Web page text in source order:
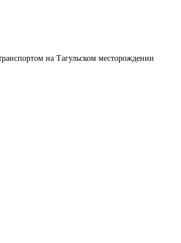
на Тагульском месторождении